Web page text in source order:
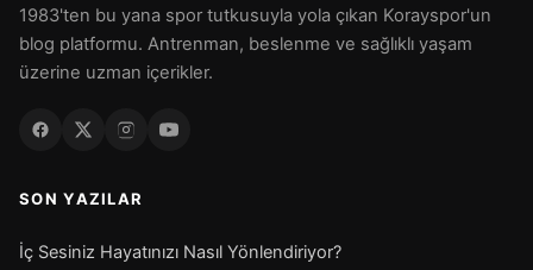
1983'ten bu yana spor tutkusuyla yola çıkan Korayspor'un
blog platformu. Antrenman, beslenme ve sağlıklı yaşam
üzerine uzman içerikler.
SON YAZILAR
İç Sesiniz Hayatınızı Nasıl Yönlendiriyor?